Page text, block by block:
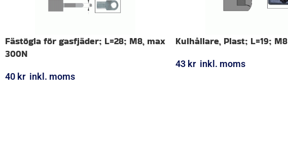
Fästögla för gasfjäder; L=28; M8, max
300N
40 kr inkl. moms
Kulhållare, Plast; L=19; M8
43 kr inkl. moms